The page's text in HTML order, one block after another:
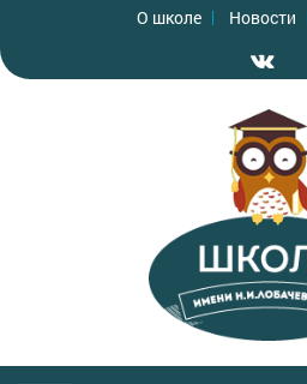
О школе Новости